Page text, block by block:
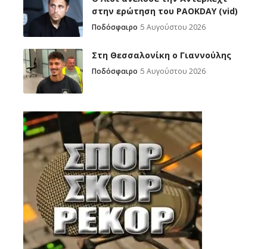
στην ερώτηση του PAOKDAY (vid)
Ποδόσφαιρο 5 Αυγούστου 2026
Στη Θεσσαλονίκη ο Γιαννούλης
Ποδόσφαιρο 5 Αυγούστου 2026